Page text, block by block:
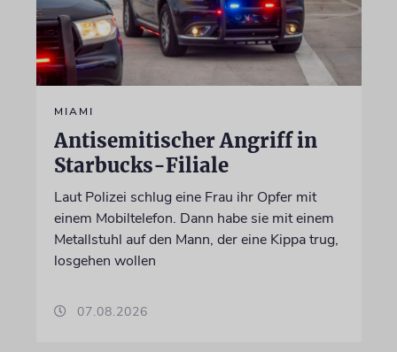
MIAMI
Antisemitischer Angriff in
Starbucks-Filiale
Laut Polizei schlug eine Frau ihr Opfer mit
einem Mobiltelefon. Dann habe sie mit einem
Metallstuhl auf den Mann, der eine Kippa trug,
losgehen wollen
07.08.2026